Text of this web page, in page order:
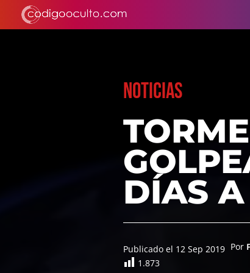
NOTICIAS
DÍAS
Publicado el 12 Sep 2019 Por
1.873